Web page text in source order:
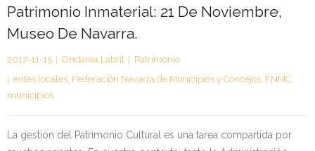
Kontaktua | Contacto
Patrimonio Inmaterial: 21 De Noviembre,
Museo De Navarra.
2017-11-15 Ondarea Labrit
Patrimonio
entes locales, Federación Navarra de Municipios y Concejos, FNMC,
municipios
La gestión del Patrimonio Cultural es una tarea compartida por